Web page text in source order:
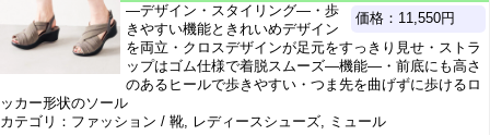
価格：11,550円
―デザイン・スタイリング―・歩
きやすい機能ときれいめデザイン
を両立・クロスデザインが足元をすっきり見せ・ストラ
ップはゴム仕様で着脱スムーズ―機能―・前底にも高さ
のあるヒールで歩きやすい・つま先を曲げずに歩けるロ
ッカー形状のソール
カテゴリ：ファッション / 靴, レディースシューズ, ミュール